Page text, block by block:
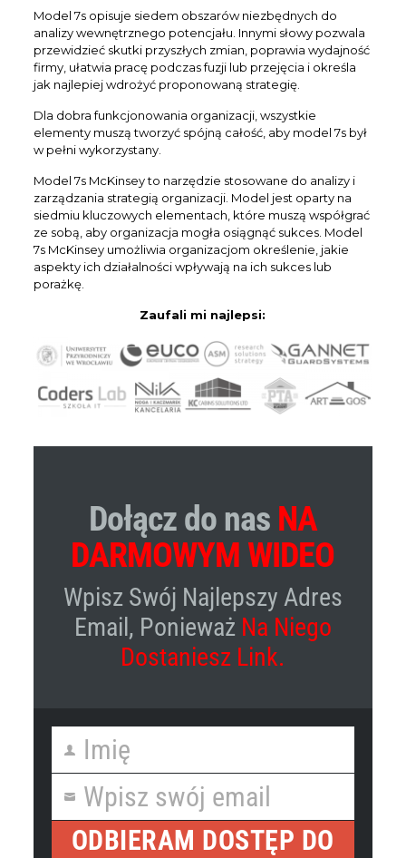
Model 7s opisuje siedem obszarów niezbędnych do
analizy wewnętrznego potencjału. Innymi słowy pozwala
przewidzieć skutki przyszłych zmian, poprawia wydajność
firmy, ułatwia pracę podczas fuzji lub przejęcia i określa
jak najlepiej wdrożyć proponowaną strategię.
Dla dobra funkcjonowania organizacji, wszystkie
elementy muszą tworzyć spójną całość, aby model 7s był
w pełni wykorzystany.
Model 7s McKinsey to narzędzie stosowane do analizy i
zarządzania strategią organizacji. Model jest oparty na
siedmiu kluczowych elementach, które muszą współgrać
ze sobą, aby organizacja mogła osiągnąć sukces. Model
7s McKinsey umożliwia organizacjom określenie, jakie
aspekty ich działalności wpływają na ich sukces lub
porażkę.
Zaufali mi najlepsi:
Dołącz do nas NA
DARMOWYM WIDEO
Wpisz Swój Najlepszy Adres
Email, Ponieważ Na Niego
Dostaniesz Link.
First
Name
Imię
Your
email
Wpisz swój email
ODBIERAM DOSTĘP DO